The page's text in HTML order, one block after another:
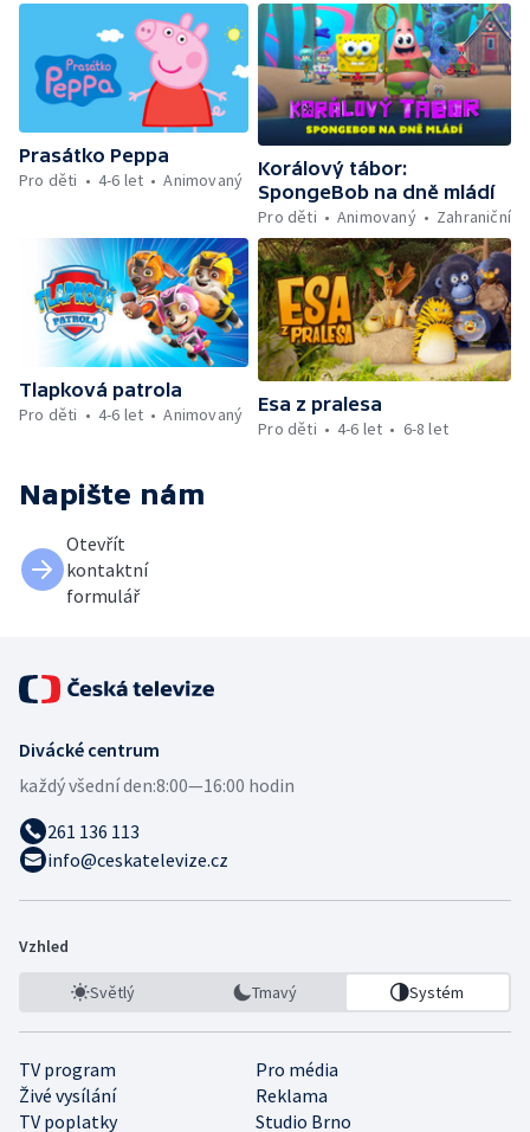
Prasátko Peppa
Pro děti
4-6 let Animovaný
Korálový tábor:
SpongeBob na dně mládí
Pro děti
Animovaný Zahraniční
Tlapková patrola
Pro děti
4-6 let Animovaný
Esa z pralesa
Pro děti
4-6 let 6-8 let
Napište nám
Otevřít
kontaktní
formulář
Divácké centrum
každý všední den:8:00—16:00 hodin
261 136 113
info@ceskatelevize.cz
Vzhled
Světlý Tmavý Systém
TV program
Pro média
Živé vysílání
Reklama
TV poplatky
Studio Brno